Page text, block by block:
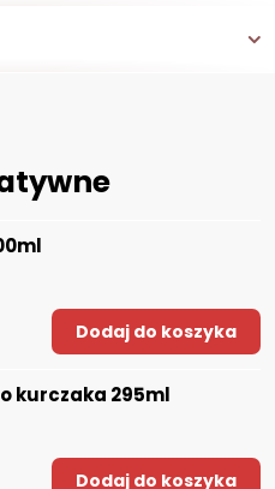
Dodaj do koszyka
kurczaka 295ml
Dodaj do koszyka